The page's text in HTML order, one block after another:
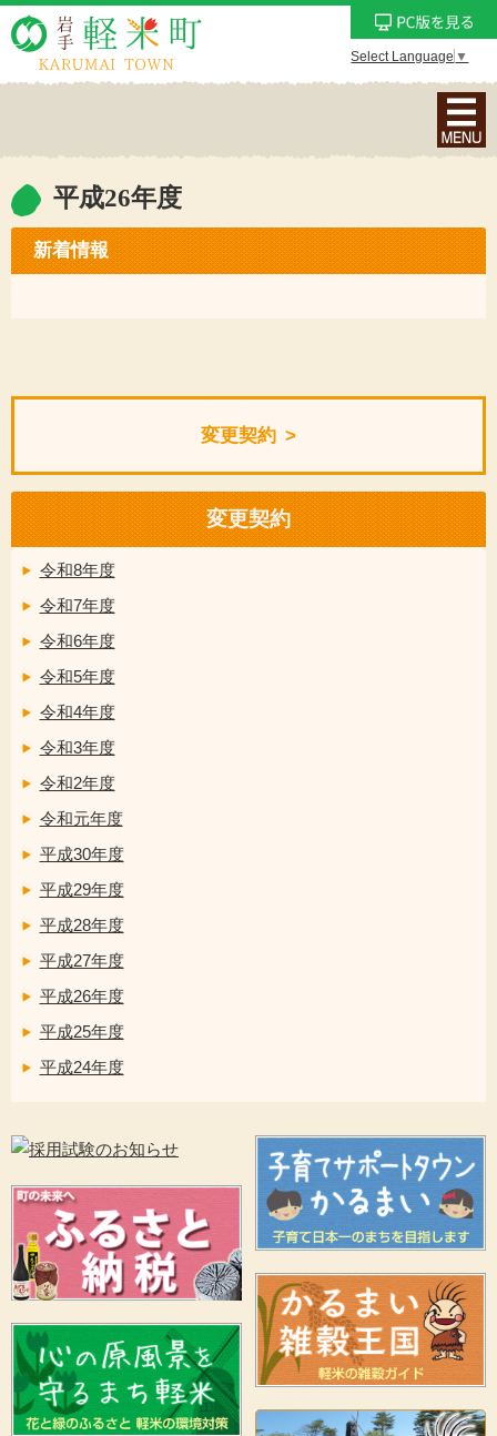
Select Language ▼
ナ
ビ
ョ
ン
平成26年度
新着情報
変更契約
変更契約
令和8年度
令和7年度
令和6年度
令和5年度
令和4年度
令和3年度
令和2年度
令和元年度
平成30年度
平成29年度
平成28年度
平成27年度
平成26年度
平成25年度
平成24年度